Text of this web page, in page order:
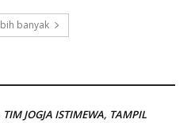
banyak
TIM JOGJA ISTIMEWA, TAMPIL